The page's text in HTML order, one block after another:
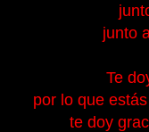
junto
Te
por lo que
te doy